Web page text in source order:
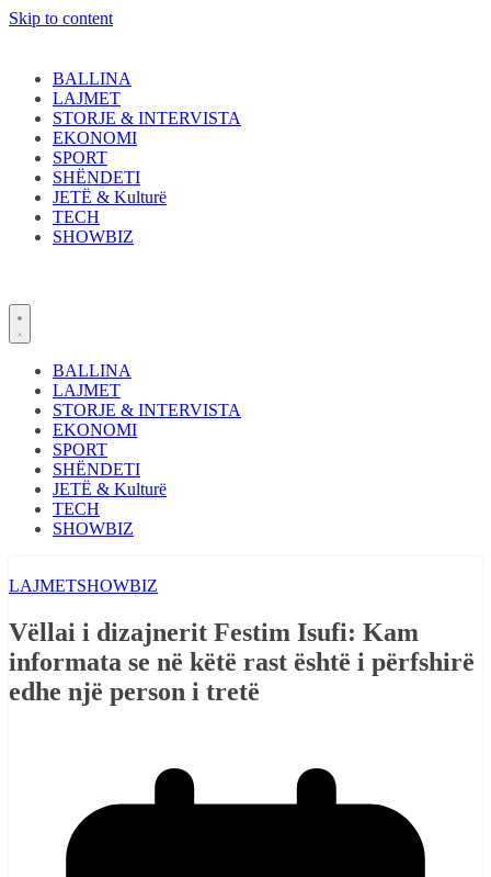
Skip to content
BALLINA
LAJMET
STORJE & INTERVISTA
EKONOMI
SPORT
SHËNDETI
JETË & Kulturë
TECH
SHOWBIZ
BALLINA
LAJMET
STORJE & INTERVISTA
EKONOMI
SPORT
SHËNDETI
JETË & Kulturë
TECH
SHOWBIZ
LAJMETSHOWBIZ
Vëllai i dizajnerit Festim Isufi: Kam
informata se në këtë rast është i përfshirë
edhe një person i tretë